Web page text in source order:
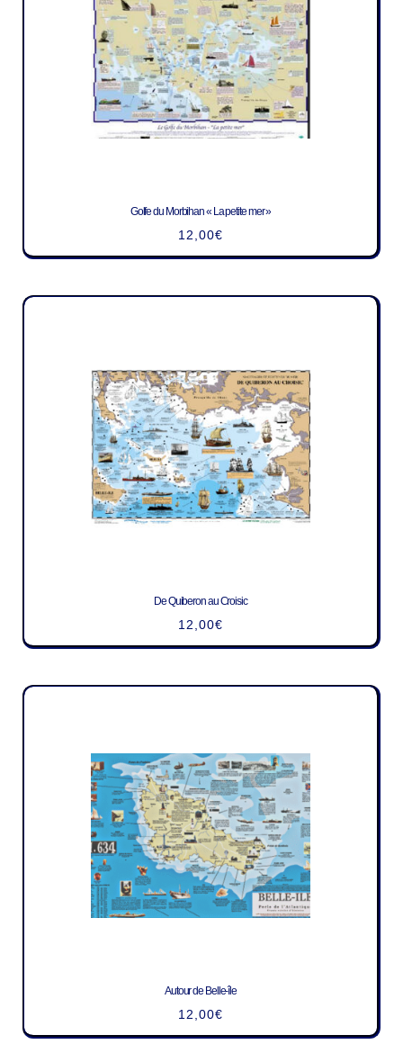
Golfe du Morbihan « La petite mer »
12,00€
De Quiberon au Croisic
12,00€
Autour de Belle-île
12,00€